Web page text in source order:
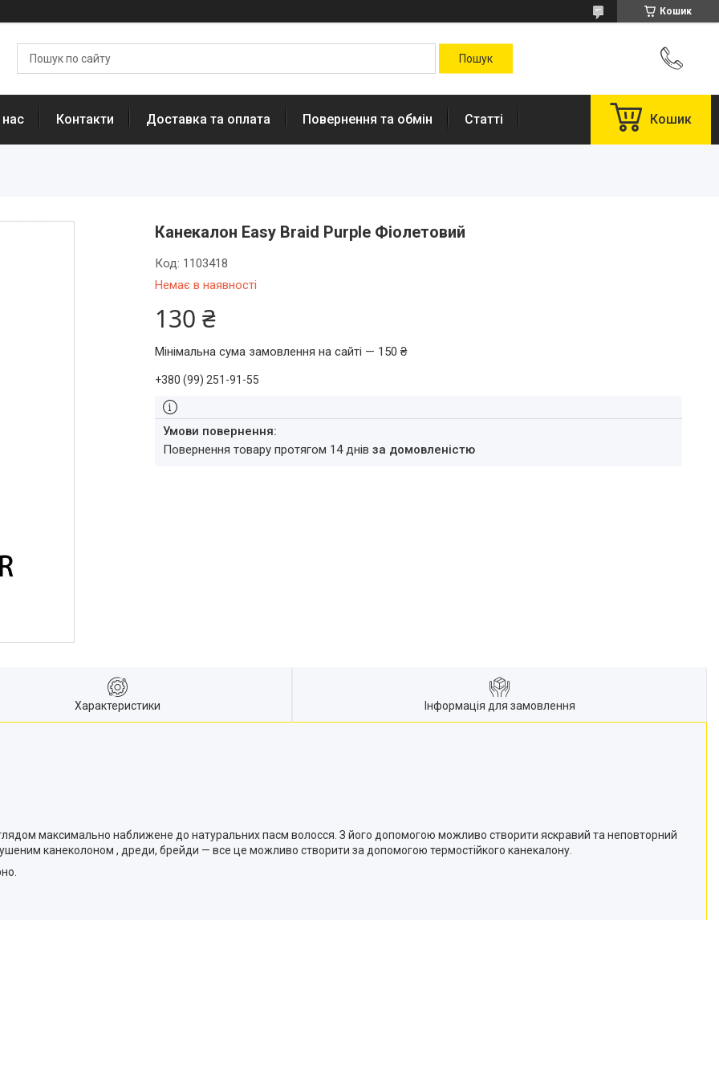
Кошик
Контакти Доставка та оплата Повернення та обмін Статті Кошик
Канекалон Easy Braid Purple Фіолетовий
Немає в наявності
Код: 1103418
130 ₴
Мінімальна сума замовлення на сайті — 150 ₴
+380 (99) 251-91-55
повернення товару протягом 14 днівза домовленістю
Характеристики Інформація для замовлення
максимально наближене до натуральних пасм волосся. З його допомогою можливо створити яскравий та неповторний
канеколоном , дреди, брейди — все це можливо створити за допомогою термостійкого канекалону.